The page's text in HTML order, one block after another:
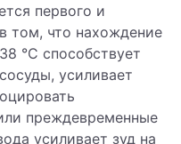
первого и
том, что нахождение
°С способствует
усиливает
преждевременные
усиливает зуд на